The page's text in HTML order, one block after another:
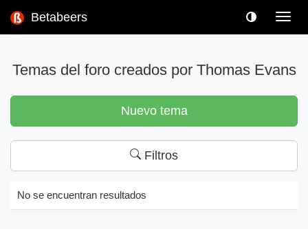
Betabeers
Temas del foro creados por Thomas Evans
Nuevo tema
Filtros
No se encuentran resultados